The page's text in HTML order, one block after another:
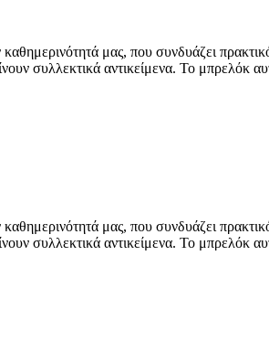
μας, που συνδυάζει
συλλεκτικά αντικείμενα. Το μπρελόκ
μας, που συνδυάζει
συλλεκτικά αντικείμενα. Το μπρελόκ